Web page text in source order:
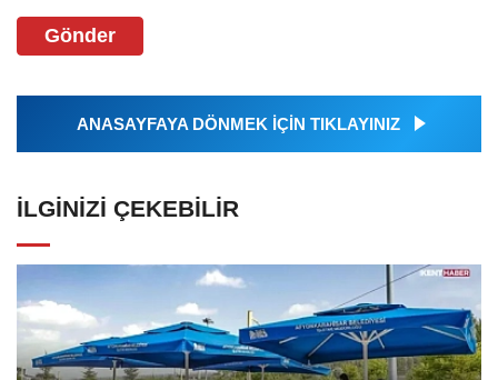
Gönder
ANASAYFAYA DÖNMEK İÇİN TIKLAYINIZ
İLGINIZI ÇEKEBILIR